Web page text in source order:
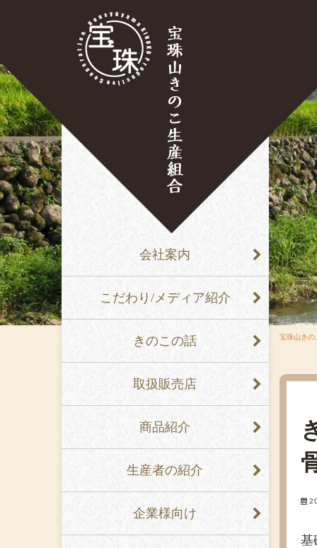
会社案内
こだわり/メディア紹介
きのこの話
取扱販売店
商品紹介
生産者の紹介
企業様向け
宝珠山きの
基